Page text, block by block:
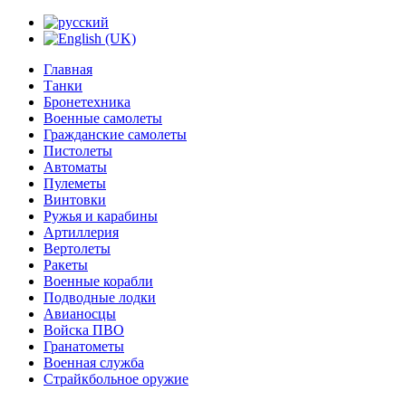
Главная
Танки
Бронетехника
Военные самолеты
Гражданские самолеты
Пистолеты
Автоматы
Пулеметы
Винтовки
Ружья и карабины
Артиллерия
Вертолеты
Ракеты
Военные корабли
Подводные лодки
Авианосцы
Войска ПВО
Гранатометы
Военная служба
Страйкбольное оружие